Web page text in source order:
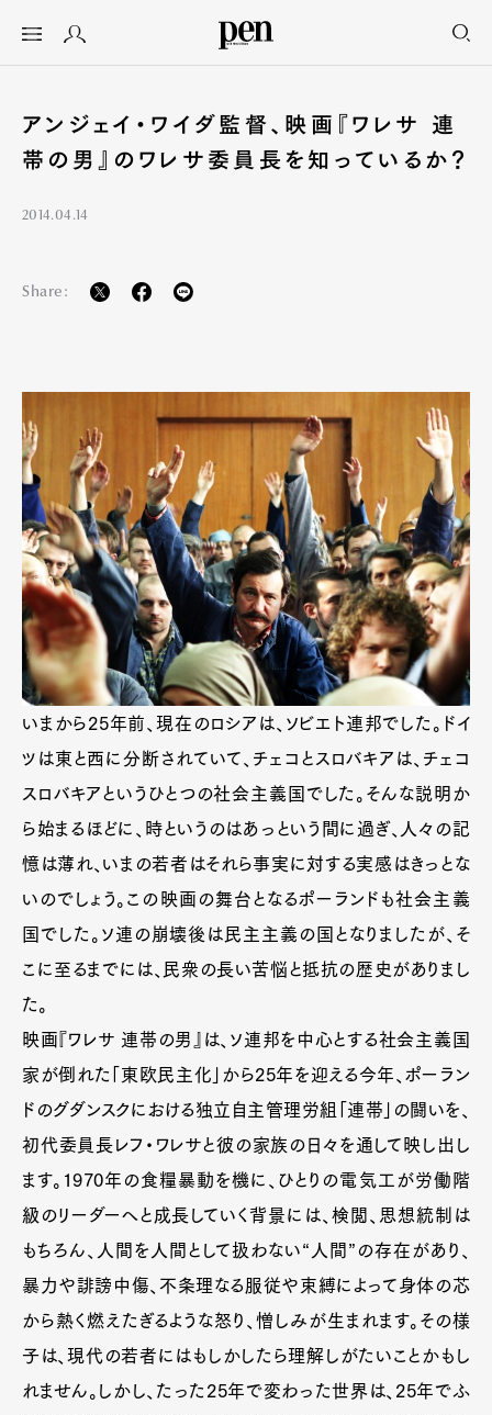
アンジェイ・ワイダ監督、映画『ワレサ 連
帯の男』のワレサ委員長を知っているか？
2014.04.14
Share:
いまから25年前、現在のロシアは、ソビエト連邦でした。ドイ
ツは東と西に分断されていて、チェコとスロバキアは、チェコ
スロバキアというひとつの社会主義国でした。そんな説明か
ら始まるほどに、時というのはあっという間に過ぎ、人々の記
憶は薄れ、いまの若者はそれら事実に対する実感はきっとな
いのでしょう。この映画の舞台となるポーランドも社会主義
国でした。ソ連の崩壊後は民主主義の国となりましたが、そ
こに至るまでには、民衆の長い苦悩と抵抗の歴史がありまし
た。
映画『ワレサ 連帯の男』は、ソ連邦を中心とする社会主義国
家が倒れた「東欧民主化」から25年を迎える今年、ポーラン
ドのグダンスクにおける独立自主管理労組「連帯」の闘いを、
初代委員長レフ・ワレサと彼の家族の日々を通して映し出し
ます。1970年の食糧暴動を機に、ひとりの電気工が労働階
級のリーダーへと成長していく背景には、検閲、思想統制は
もちろん、人間を人間として扱わない“人間”の存在があり、
暴力や誹謗中傷、不条理なる服従や束縛によって身体の芯
から熱く燃えたぎるような怒り、憎しみが生まれます。その様
子は、現代の若者にはもしかしたら理解しがたいことかもし
れません。しかし、たった25年で変わった世界は、25年でふ